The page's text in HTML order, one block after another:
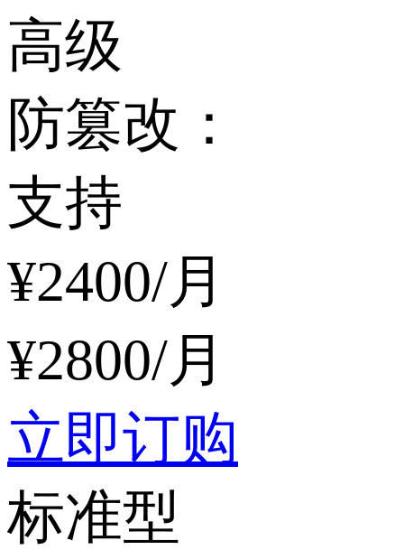
高级
防篡改：
支持
¥2400/月
¥2800/月
立即订购
标准型